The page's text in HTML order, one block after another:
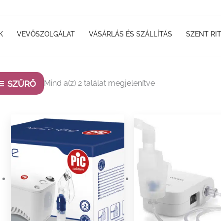
VEVŐSZOLGÁLAT VÁSÁRLÁS ÉS SZÁLLÍTÁS SZENT
SZŰRŐ Mind a(z) 2 találat megjelenítve